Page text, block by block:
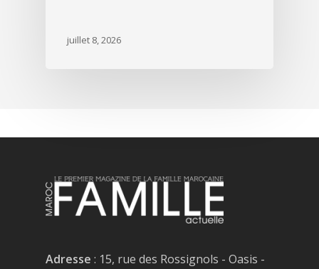
juillet 8, 2026
Adresse : 15, rue des Rossignols - Oasis -